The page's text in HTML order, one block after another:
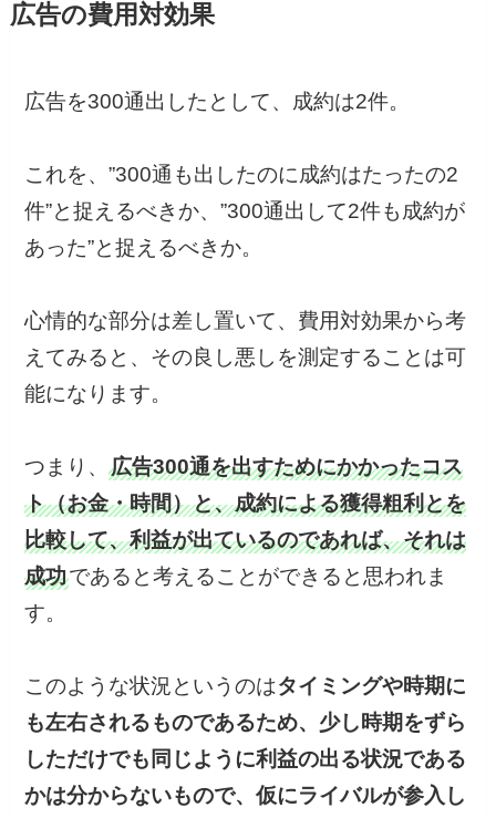
広告の費用対効果
広告を300通出したとして、成約は2件。
これを、”300通も出したのに成約はたったの2
件”と捉えるべきか、”300通出して2件も成約が
あった”と捉えるべきか。
心情的な部分は差し置いて、費用対効果から考
えてみると、その良し悪しを測定することは可
能になります。
つまり、広告300通を出すためにかかったコス
ト（お金・時間）と、成約による獲得粗利とを
比較して、利益が出ているのであれば、それは
成功であると考えることができると思われま
す。
このような状況というのはタイミングや時期に
も左右されるものであるため、少し時期をずら
しただけでも同じように利益の出る状況である
かは分からないもので、仮にライバルが参入し